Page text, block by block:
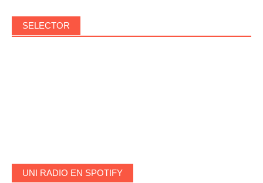
SELECTOR
UNI RADIO EN SPOTIFY